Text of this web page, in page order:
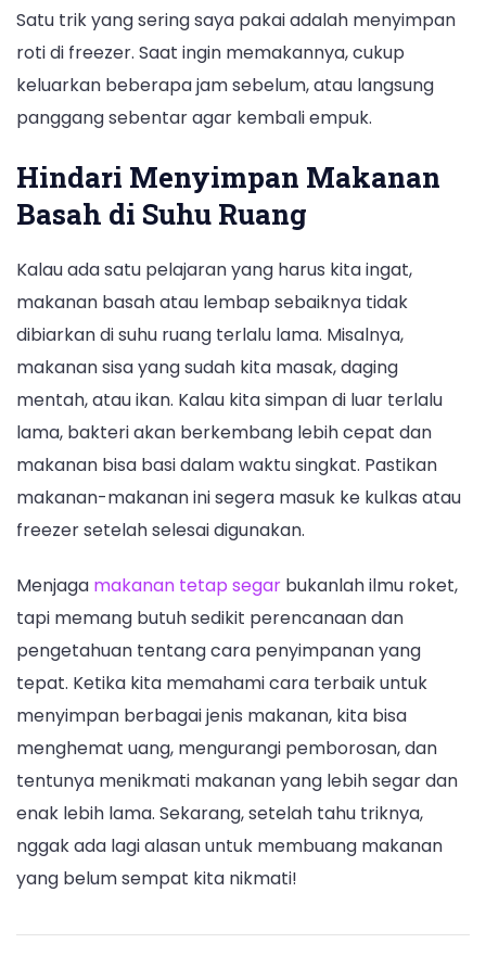
Satu trik yang sering saya pakai adalah menyimpan
roti di freezer. Saat ingin memakannya, cukup
keluarkan beberapa jam sebelum, atau langsung
panggang sebentar agar kembali empuk.
Hindari Menyimpan Makanan
Basah di Suhu Ruang
Kalau ada satu pelajaran yang harus kita ingat,
makanan basah atau lembap sebaiknya tidak
dibiarkan di suhu ruang terlalu lama. Misalnya,
makanan sisa yang sudah kita masak, daging
mentah, atau ikan. Kalau kita simpan di luar terlalu
lama, bakteri akan berkembang lebih cepat dan
makanan bisa basi dalam waktu singkat. Pastikan
makanan-makanan ini segera masuk ke kulkas atau
freezer setelah selesai digunakan.
Menjaga makanan tetap segar bukanlah ilmu roket,
tapi memang butuh sedikit perencanaan dan
pengetahuan tentang cara penyimpanan yang
tepat. Ketika kita memahami cara terbaik untuk
menyimpan berbagai jenis makanan, kita bisa
menghemat uang, mengurangi pemborosan, dan
tentunya menikmati makanan yang lebih segar dan
enak lebih lama. Sekarang, setelah tahu triknya,
nggak ada lagi alasan untuk membuang makanan
yang belum sempat kita nikmati!